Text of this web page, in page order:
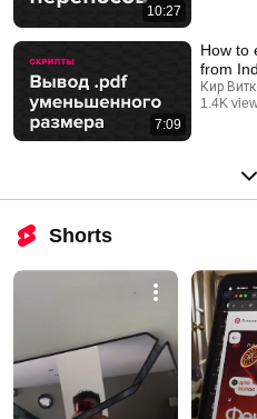
10:27
7:09
How to
from
Кир
1.4K
Shorts